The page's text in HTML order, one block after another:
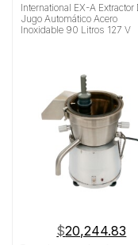
International EX-A Extractor
Jugo Automático Acero
Inoxidable 90 Litros 127 V
$20,244.83